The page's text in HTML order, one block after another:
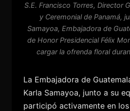
S.E. Francisco Torres, Director
y Ceremonial de Panamá,
Samayoa, Embajadora de
de Honor Presidencial Félix
cargar la ofrenda floral
La Embajadora de
Karla Samayoa, junto a su
participó activamente en